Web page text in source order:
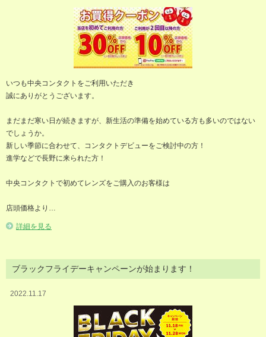
いつも中央コンタクトをご利用いただき
誠にありがとうございます。
まだまだ寒い日が続きますが、新生活の準備を始めている方も多いのではない
でしょうか。
新しい季節に合わせて、コンタクトデビューをご検討中の方！
進学などで長野に来られた方！
中央コンタクトで初めてレンズをご購入のお客様は
店頭価格より…
詳細を見る
ブラックフライデーキャンペーンが始まります！
2022.11.17